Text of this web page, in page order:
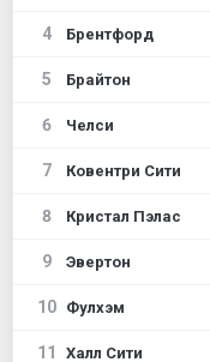
4 Брентфорд
5 Брайтон
6 Челси
7 Ковентри Сити
8 Кристал Пэлас
9 Эвертон
10 Фулхэм
11 Халл Сити